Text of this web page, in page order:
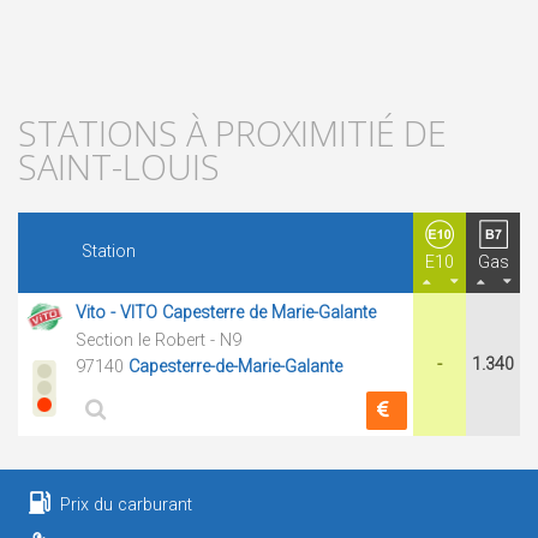
STATIONS À PROXIMITIÉ DE
SAINT-LOUIS
Station
E10 Gas
Vito - VITO Capesterre de Marie-Galante
Section le Robert - N9
97140 Capesterre-de-Marie-Galante - 1.340
Prix du carburant